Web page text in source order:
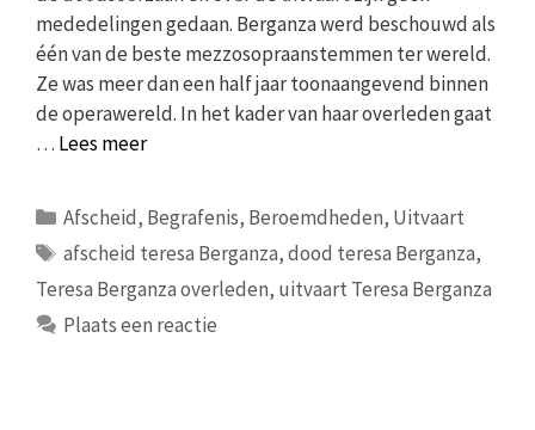
mededelingen gedaan. Berganza werd beschouwd als
één van de beste mezzosopraanstemmen ter wereld.
Ze was meer dan een half jaar toonaangevend binnen
de operawereld. In het kader van haar overleden gaat
… Lees meer
Categorieën
Afscheid, Begrafenis, Beroemdheden, Uitvaart
Tags
afscheid teresa Berganza,dood teresa Berganza,
Teresa Berganza overleden, uitvaart Teresa Berganza
Plaats een reactie